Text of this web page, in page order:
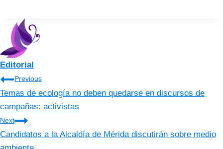
Editorial
Navegación
de
entradas
Previous
Temas de ecología no deben quedarse en discursos de
campañas: activistas
Next
Candidatos a la Alcaldía de Mérida discutirán sobre medio